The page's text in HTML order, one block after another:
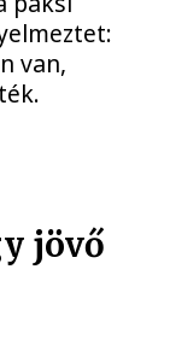
van,
jövő